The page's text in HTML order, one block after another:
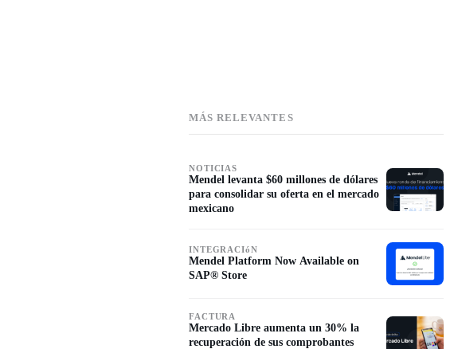
MÁS RELEVANTES
NOTICIAS
Mendel levanta $60 millones de dólares
para consolidar su oferta en el mercado
mexicano
INTEGRACIóN
Mendel Platform Now Available on
SAP® Store
FACTURA
Mercado Libre aumenta un 30% la
recuperación de sus comprobantes